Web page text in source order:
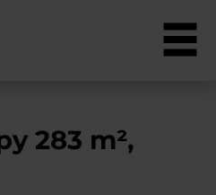
283 m²,